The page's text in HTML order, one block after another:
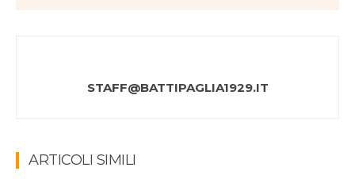
STAFF@BATTIPAGLIA1929.IT
ARTICOLI SIMILI